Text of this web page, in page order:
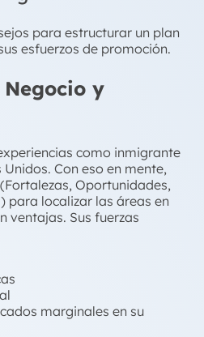
para estructurar un plan
esfuerzos de promoción.
Negocio y
como inmigrante
Con eso en mente,
(Fortalezas, Oportunidades,
para localizar las áreas en
ventajas. Sus fuerzas
marginales en su